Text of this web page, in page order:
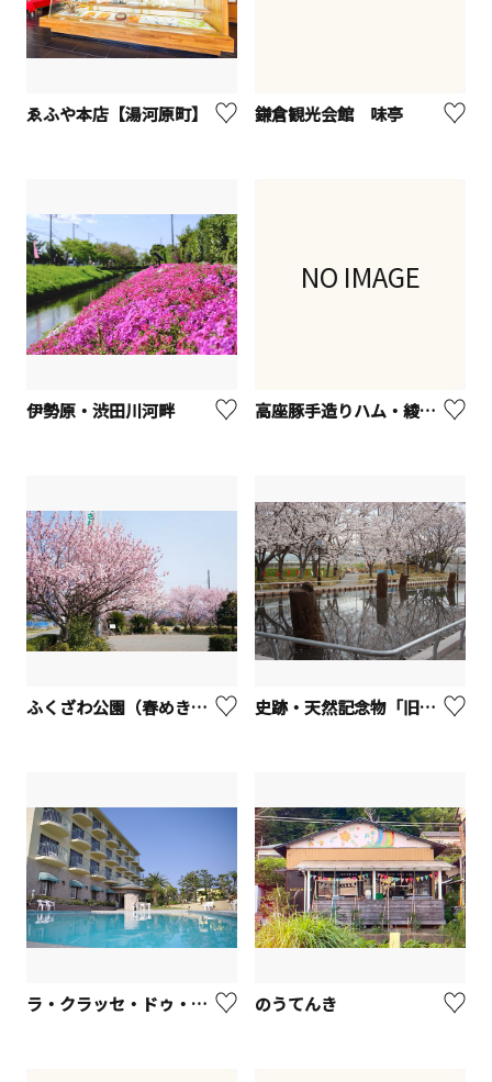
ゑふや本店【湯河原町】 鎌倉観光会館 味亭
伊勢原・渋田川河畔
NO IMAGE
高座豚手造りハム・綾瀬本店
ふくざわ公園（春めき桜）【南足柄市】 史跡・天然記念物「旧相模川橋脚」【茅ヶ崎市】
ラ・クラッセ・ドゥ・シェネガ 【真鶴町】 のうてんき